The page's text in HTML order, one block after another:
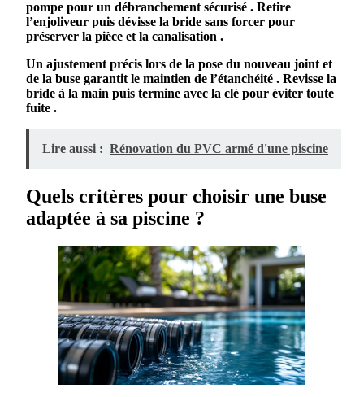
pompe pour un débranchement sécurisé . Retire
l’enjoliveur puis dévisse la bride sans forcer pour
préserver la pièce et la canalisation .
Un ajustement précis lors de la pose du nouveau joint et
de la buse garantit le maintien de l’étanchéité . Revisse la
bride à la main puis termine avec la clé pour éviter toute
fuite .
Lire aussi : Rénovation du PVC armé d'une piscine
Quels critères pour choisir une buse
adaptée à sa piscine ?